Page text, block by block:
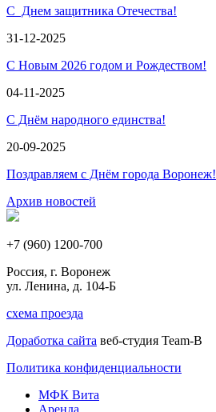
С Днем защитника Отечества!
31-12-2025
С Новым 2026 годом и Рождеством!
04-11-2025
С Днём народного единства!
20-09-2025
Поздравляем с Днём города Воронеж!
Архив новостей
+7 (960) 1200-700
Россия, г. Воронеж
ул. Ленина, д. 104-Б
схема проезда
Доработка сайта веб-студия Team-B
Политика конфиденциальности
МФК Вита
Аренда